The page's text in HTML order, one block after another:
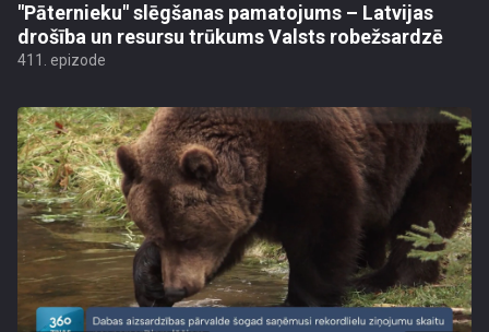
"Pāternieku" slēgšanas pamatojums – Latvijas
drošība un resursu trūkums Valsts robežsardzē
411. epizode